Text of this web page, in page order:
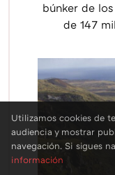
búnker de
de 147
Utilizamos cookies de
audiencia y mostrar
navegación. Si sigues
información